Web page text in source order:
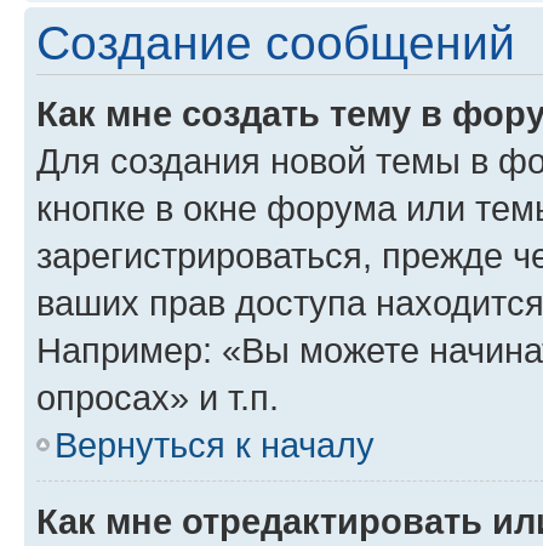
Создание сообщений
Как мне создать тему в
Для создания новой темы в
кнопке в окне форума или
зарегистрироваться, прежде
ваших прав доступа
Например: «Вы можете
опросах» и т.п.
Вернуться к началу
Как мне отредактировать